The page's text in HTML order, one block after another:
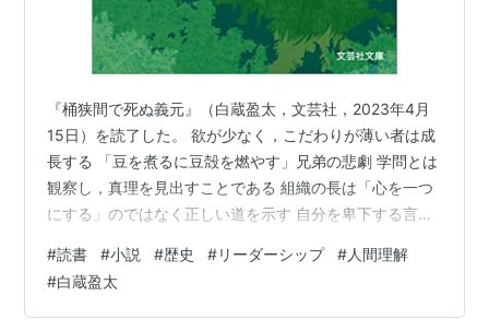
『桶狭間で死ぬ義元』（白蔵盈太，文芸社，2023年4月
15日）を読了した。 欲が少なく，こだわりが薄い者は成
長する 「豆を煮るに豆殻を燃やす」兄弟の悲劇 学問とは
観察し，真理を見出すことである 組織の長は「心を一つ
にする」のではなく正しい道を示す 自分を卑下する言葉
中読書 欲が少なく，こだわりが薄い者は成長する 欲が少
ないから，栴岳の目は嫉妬や執着で曇るようなことがな
い。こだわりが薄いから，自説に固執せずに素直に人の
#読書 #小説 #歴史 #リーダーシップ #人間理解
#白蔵盈太